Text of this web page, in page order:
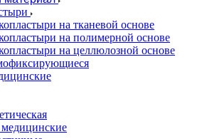
на тканевой основе
на полимерной основе
на целлюлозной основе